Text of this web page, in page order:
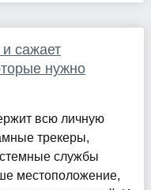
сажает
нужно
всю личную
трекеры,
службы
местоположение,